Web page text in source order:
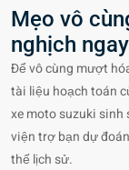
Mẹo vô
nghịch
Để vô cùng mượt
tài liệu hoạch toán
xe moto suzuki sinh
viện trợ bạn dự
thế lịch sử.